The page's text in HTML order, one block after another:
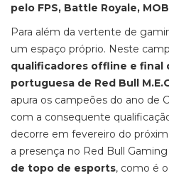
pelo FPS, Battle Royale,
Para além da vertente de
um espaço próprio. Neste
qualificadores offline e final
portuguesa de Red Bull
apura os campeões do ano de
com a consequente
decorre em fevereiro do
a presença no Red Bull
de topo de esports, como é o